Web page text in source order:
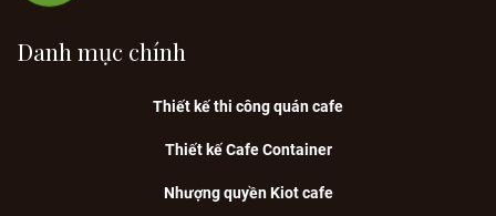
Danh mục chính
Thiết kế thi công quán cafe
Thiết kế Cafe Container
Nhượng quyền Kiot cafe